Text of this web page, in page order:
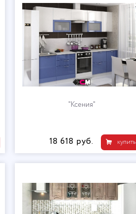
"Ксения"
купить
18 618 руб.